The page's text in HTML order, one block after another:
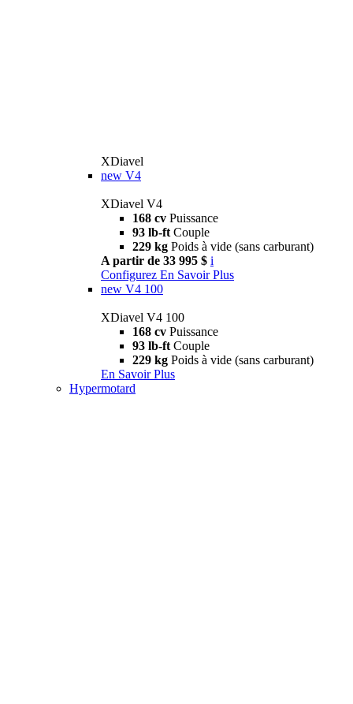
XDiavel
new V4
XDiavel V4
168 cv Puissance
93 lb-ft Couple
229 kg Poids à vide (sans carburant)
A partir de 33 995 $ i
Configurez En Savoir Plus
new V4 100
XDiavel V4 100
168 cv Puissance
93 lb-ft Couple
229 kg Poids à vide (sans carburant)
En Savoir Plus
Hypermotard